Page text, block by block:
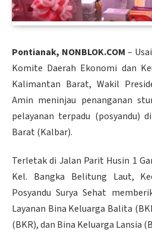
Pontianak, NONBLOK.COM –
Komite Daerah Ekonomi dan
Kalimantan Barat, Wakil
Amin meninjau penanganan
pelayanan terpadu (posyandu)
Barat (Kalbar).
Terletak di Jalan Parit Husin 1
Kel. Bangka Belitung Laut,
Posyandu Surya Sehat
Layanan Bina Keluarga Balita
(BKR), dan Bina Keluarga Lansia